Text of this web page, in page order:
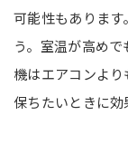
可能性もありま
う。室温が高め
機はエアコンよ
保ちたいときに効